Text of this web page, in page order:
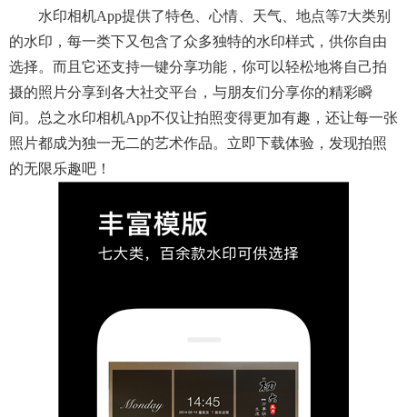
水印相机app提供了特色、心情、天气、地点等7大类别
的水印，每一类下又包含了众多独特的水印样式，供你自由
选择。而且它还支持一键分享功能，你可以轻松地将自己拍
摄的照片分享到各大社交平台，与朋友们分享你的精彩瞬
间。总之水印相机app不仅让拍照变得更加有趣，还让每一张
照片都成为独一无二的艺术作品。立即下载体验，发现拍照
的无限乐趣吧！